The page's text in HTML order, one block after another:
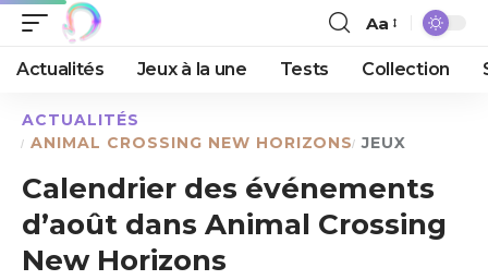
Aa
Actualités Jeux à la une Tests Collection
ACTUALITÉS
ANIMAL CROSSING NEW HORIZONS JEUX
Calendrier des événements
d’août dans Animal Crossing
New Horizons